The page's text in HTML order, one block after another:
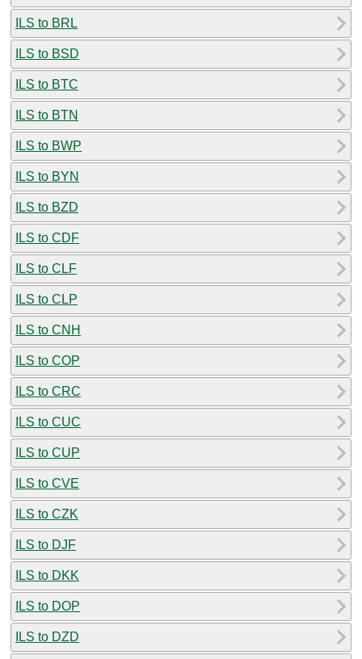
ILS to BRL
ILS to BSD
ILS to BTC
ILS to BTN
ILS to BWP
ILS to BYN
ILS to BZD
ILS to CDF
ILS to CLF
ILS to CLP
ILS to CNH
ILS to COP
ILS to CRC
ILS to CUC
ILS to CUP
ILS to CVE
ILS to CZK
ILS to DJF
ILS to DKK
ILS to DOP
ILS to DZD